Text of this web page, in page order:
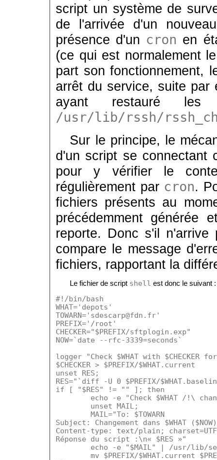
script un système de
de l'arrivée d'un
présence d'un cron en
(ce qui est normalement
part son fonctionnement,
arrêt du service, suite par
ayant restauré
/usr/lib/rssh/
Sur le principe, le
d'un script se connectant
pour y vérifier le
régulièrement par cron.
fichiers présents au
précédemment générée
reporte. Donc s'il
compare le message
fichiers, rapportant la
Le fichier de script shell est donc le suivant :
#!/bin/bash
WHAT='depots'
TOWARN='sdescarp@fdn.fr'
PREFIX='/root'
CHECKER="$PREFIX/sftplogin.exp"
NOW=`date --rfc-3339=seconds`
logger "Check $WHAT with $CHECKER for
$CHECKER > $PREFIX/$WHAT.current
unset RES;
RES="`diff -U 0 $PREFIX/
if [ "$RES" != "" ]; then
echo -e "Check $WHAT /!\
	unset MAIL;
	MAIL="To: $TOWARN
Subject: Changement dans $WHAT ($NOW)
Content-type: text/plain;
Réponse du script :\n« $RES »"
echo -e "$MAIL" | /usr/lib/
mv $PREFIX/$WHAT.current